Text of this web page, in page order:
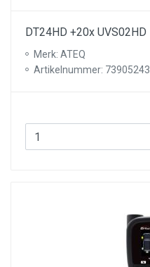
DT24HD +20x UVS02HD
Merk: ATEQ
Artikelnummer: 73905243